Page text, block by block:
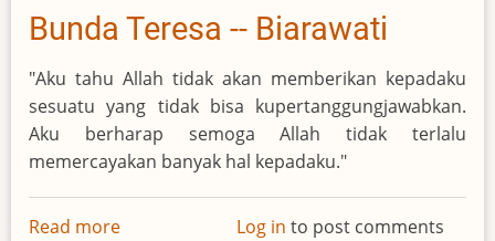
Untuk
Para
Korban
Tsunami
Bunda Teresa -- Biarawati
"Aku tahu Allah tidak akan memberikan kepadaku
sesuatu yang tidak bisa kupertanggungjawabkan.
Aku berharap semoga Allah tidak terlalu
memercayakan banyak hal kepadaku."
Read more Log in to post comments